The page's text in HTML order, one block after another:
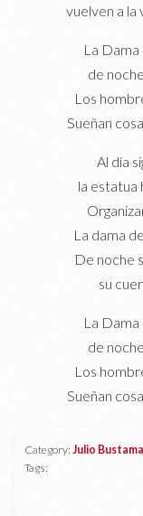
vuelven a la
La
de
Los
Sueñan
Al día
la estatua
La dama
De noche
su
La
de
Los
Sueñan
Category:Julio
Tags: